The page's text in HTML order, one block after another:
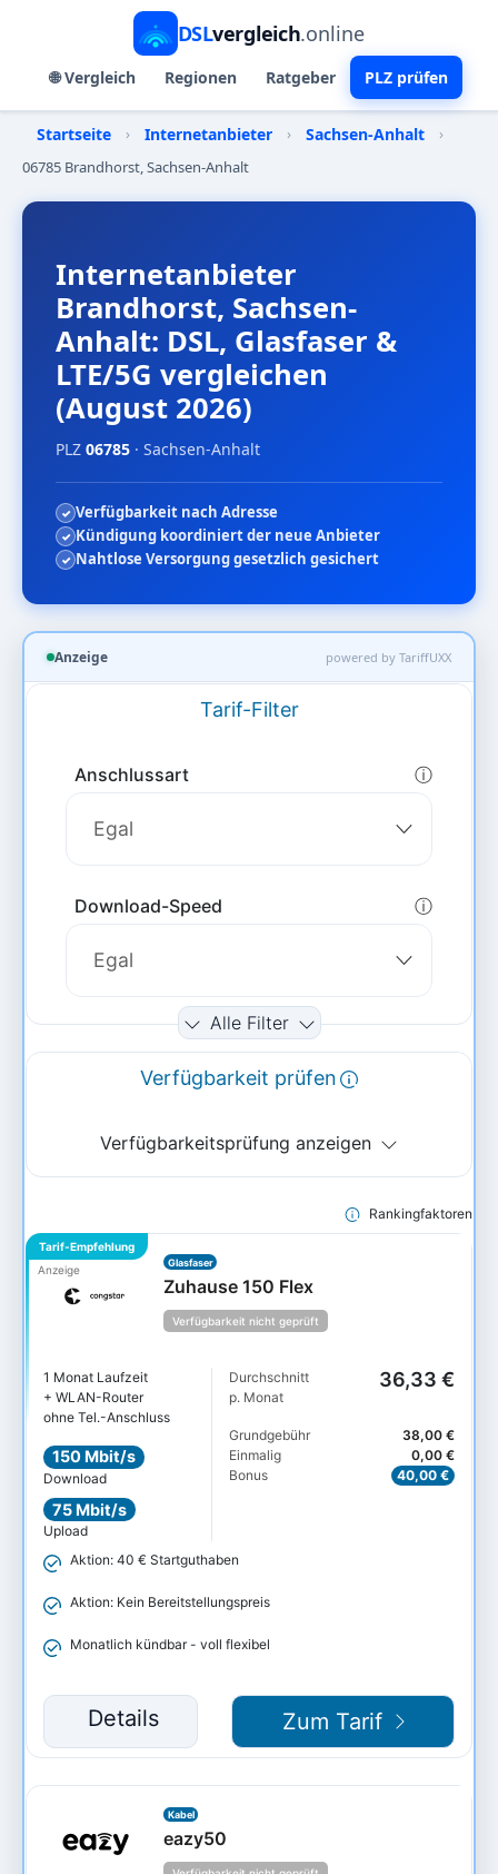
DSLvergleich.online
🌐 Vergleich Regionen Ratgeber PLZ prüfen
Startseite › Internetanbieter › Sachsen-Anhalt
›
06785 Brandhorst, Sachsen-Anhalt
Internetanbieter
Brandhorst, Sachsen-
Anhalt: DSL, Glasfaser &
LTE/5G vergleichen
(August 2026)
PLZ 06785 · Sachsen-Anhalt
Verfügbarkeit nach Adresse
Kündigung koordiniert der neue Anbieter
Nahtlose Versorgung gesetzlich gesichert
Anzeige powered by TariffUXX